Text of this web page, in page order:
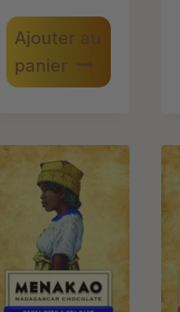
Ajouter au
panier